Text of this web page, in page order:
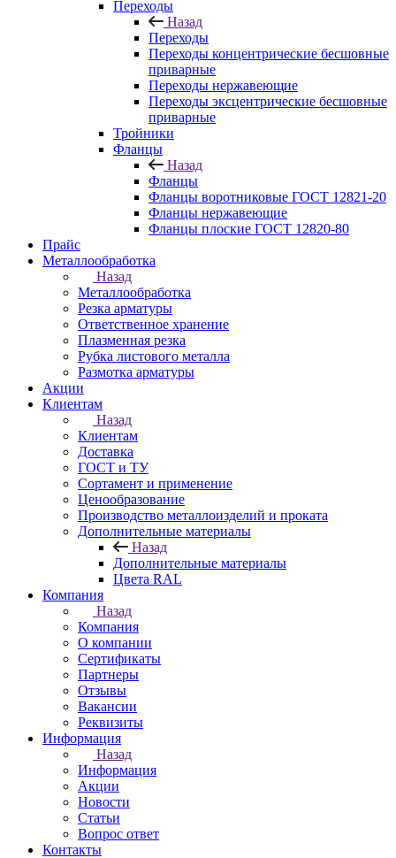
Переходы
Назад
Переходы
Переходы концентрические бесшовные
приварные
Переходы нержавеющие
Переходы эксцентрические бесшовные
приварные
Тройники
Фланцы
Назад
Фланцы
Фланцы воротниковые ГОСТ 12821-20
Фланцы нержавеющие
Фланцы плоские ГОСТ 12820-80
Прайс
Металлообработка
Назад
Металлообработка
Резка арматуры
Ответственное хранение
Плазменная резка
Рубка листового металла
Размотка арматуры
Акции
Клиентам
Назад
Клиентам
Доставка
ГОСТ и ТУ
Сортамент и применение
Ценообразование
Производство металлоизделий и проката
Дополнительные материалы
Назад
Дополнительные материалы
Цвета RAL
Компания
Назад
Компания
О компании
Сертификаты
Партнеры
Отзывы
Вакансии
Реквизиты
Информация
Назад
Информация
Акции
Новости
Статьи
Вопрос ответ
Контакты